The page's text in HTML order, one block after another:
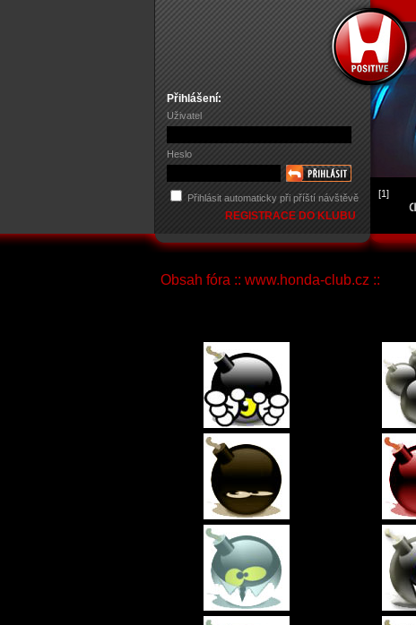
Přihlášení:
Uživatel
Heslo
Přihlásit automaticky při příští návštěvě
REGISTRACE DO KLUBU
[1]
Obsah fóra :: www.honda-club.cz ::